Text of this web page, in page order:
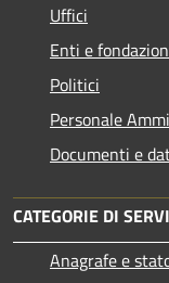
Uffici
Enti e
Politici
Personale
Documenti e
CATEGORIE DI
Anagrafe e